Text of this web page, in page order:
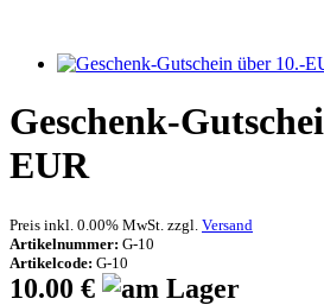
Geschenk-
EUR
Preis inkl. 0.00% MwSt. zzgl. Versand
Artikelnummer: G-10
Artikelcode: G-10
10.00 €